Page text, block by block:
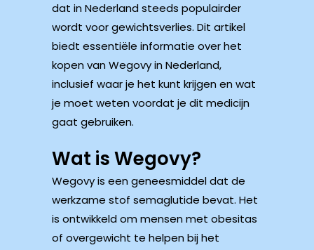
dat in Nederland steeds populairder
wordt voor gewichtsverlies. Dit artikel
biedt essentiële informatie over het
kopen van Wegovy in Nederland,
inclusief waar je het kunt krijgen en wat
je moet weten voordat je dit medicijn
gaat gebruiken.
Wat is Wegovy?
Wegovy is een geneesmiddel dat de
werkzame stof semaglutide bevat. Het
is ontwikkeld om mensen met obesitas
of overgewicht te helpen bij het